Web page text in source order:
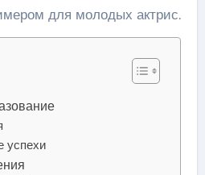
для молодых актрис.
успехи